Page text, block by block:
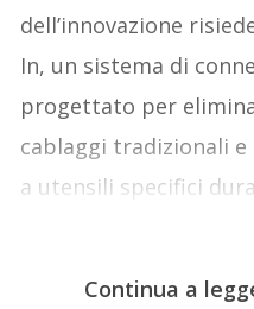
dell’innovazione
In, un sistema di
progettato per
cablaggi tradizionali
a utensili specifici
Continua a